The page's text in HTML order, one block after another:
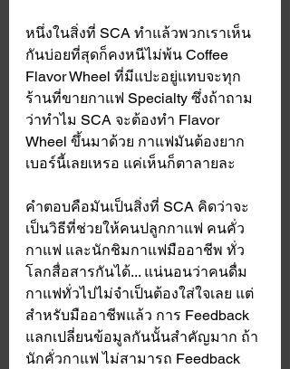
หนึ่งในสิ่งที่ SCA ทำแล้วพวกเราเห็น
กันบ่อยที่สุดก็คงหนีไม่พ้น Coffee
Flavor Wheel ที่มีแปะอยู่แทบจะทุก
ร้านที่ขายกาแฟ Specialty ซึ่งถ้าถาม
ว่าทำไม SCA จะต้องทำ Flavor
Wheel ขึ้นมาด้วย กาแฟมันต้องยาก
เบอร์นี้เลยเหรอ แค่เห็นก็ตาลายละ
คำตอบคือมันเป็นสิ่งที่ SCA คิดว่าจะ
เป็นวิธีที่ช่วยให้คนปลูกกาแฟ คนคั่ว
กาแฟ และนักชิมกาแฟมืออาชีพ ทั่ว
โลกสื่อสารกันได้... แน่นอนว่าคนดื่ม
กาแฟทั่วไปไม่จำเป็นต้องใส่ใจเลย แต่
สำหรับมืออาชีพแล้ว การ Feedback
แลกเปลี่ยนข้อมูลกันนั้นสำคัญมาก ถ้า
นักคั่วกาแฟ ไม่สามารถ Feedback